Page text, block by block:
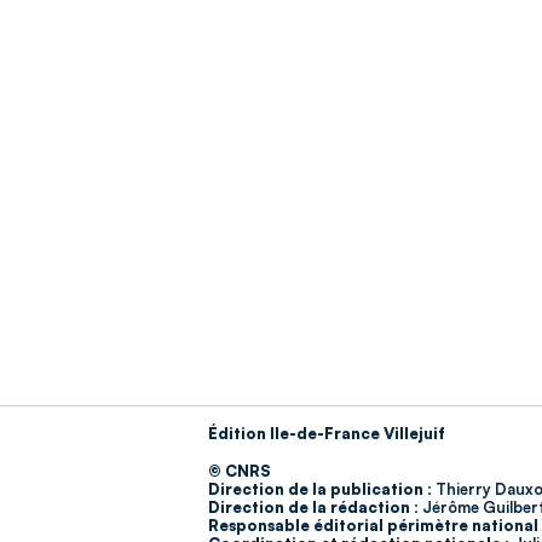
Édition Ile-de-France Villejuif
© CNRS
Direction de la publication : Thierry
Direction de la rédaction : Jérôme
Responsable éditorial périmètre national